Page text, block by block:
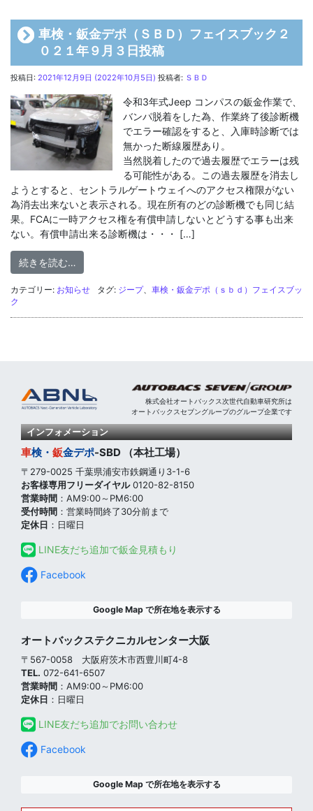
車検・鈑金デポ（ＳＢＤ）フェイスブック２
０２１年９月３日投稿
投稿日: 2021年12月9日 (2022年10月5日) 投稿者: ＳＢＤ
令和3年式Jeep コンパスの鈑金作業で、
バンパ脱着をした為、作業終了後診断機
でエラー確認をすると、入庫時診断では
無かった断線履歴あり。
当然脱着したので過去履歴でエラーは残
る可能性がある。この過去履歴を消去し
ようとすると、セントラルゲートウェイへのアクセス権限がない
為消去出来ないと表示される。現在所有のどの診断機でも同じ結
果。FCAに一時アクセス権を有償申請しないとどうする事も出来
ない。有償申請出来る診断機は・・・ […]
続きを読む…
カテゴリー: お知らせ タグ: ジープ、 車検・鈑金デポ（ｓｂｄ）フェイスブッ
ク
株式会社オートバックス次世代自動車研究所は
オートバックスセブングループのグループ企業です
インフォメーション
車検・ 鈑金デポ-SBD （本社工場）
〒279-0025 千葉県浦安市鉄鋼通り3-1-6
お客様専用フリーダイヤル0120-82-8150
営業時間 ：AM9:00～PM6:00
受付時間 ：営業時間終了30分前まで
定休日 ：日曜日
LINE友だち追加で鈑金見積もり
Facebook
Google Map で所在地を表示する
オートバックステクニカルセンター大阪
〒567-0058 大阪府茨木市西豊川町4-8
TEL. 072-641-6507
営業時間 ：AM9:00～PM6:00
定休日 ：日曜日
LINE友だち追加でお問い合わせ
Facebook
Google Map で所在地を表示する